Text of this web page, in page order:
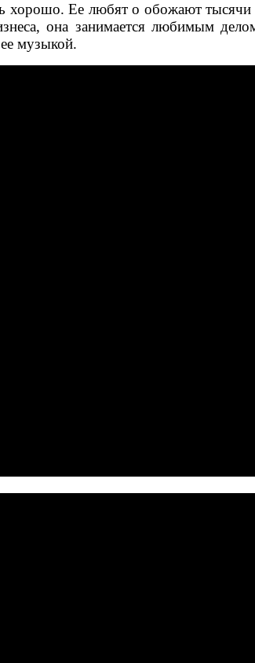
Ее любят о обожают тысячи
она занимается любимым
музыкой.